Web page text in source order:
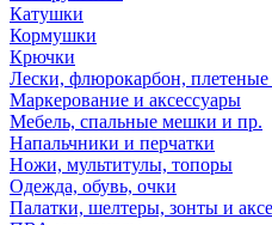
Катушки
Кормушки
Крючки
Лески, флюрокарбон,
Маркерование и аксессуары
Мебель, спальные мешки и пр.
Напальчники и перчатки
Ножи, мультитулы, топоры
Одежда, обувь, очки
Палатки, шелтеры, зонты и